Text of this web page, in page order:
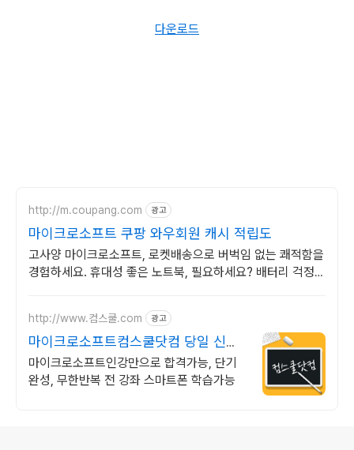
다운로드
http://m.coupang.com 광고
마이크로소프트 쿠팡 와우회원 캐시 적립도
고사양 마이크로소프트, 로켓배송으로 버벅임 없는 쾌적함을
경험하세요. 휴대성 좋은 노트북, 필요하세요? 배터리 걱정
http://www.컴스쿨.com 광고
마이크로소프트컴스쿨닷컴 당일 신청
&결제시 기프티콘!
마이크로소프트인강만으로 합격가능, 단기
완성, 무한반복 전 강좌 스마트폰 학습가능